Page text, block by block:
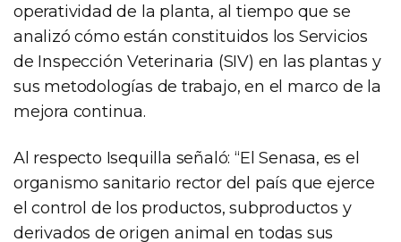
operatividad de la planta, al tiempo que se
analizó cómo están constituidos los Servicios
de Inspección Veterinaria (SIV) en las plantas y
sus metodologías de trabajo, en el marco de la
mejora continua.
Al respecto Isequilla señaló: “El Senasa, es el
organismo sanitario rector del país que ejerce
el control de los productos, subproductos y
derivados de origen animal en todas sus